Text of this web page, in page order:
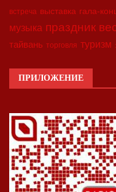
встреча выставка гала-
музыка праздник
тайвань торговля туризм
ПРИЛОЖЕНИЕ